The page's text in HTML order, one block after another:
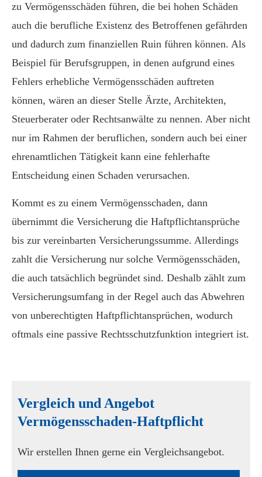
zu Vermögensschäden führen, die bei hohen Schäden
auch die berufliche Existenz des Betroffenen gefährden
und dadurch zum finanziellen Ruin führen können. Als
Beispiel für Berufsgruppen, in denen aufgrund eines
Fehlers erhebliche Vermögensschäden auftreten
können, wären an dieser Stelle Ärzte, Architekten,
Steuerberater oder Rechtsanwälte zu nennen. Aber nicht
nur im Rahmen der beruflichen, sondern auch bei einer
ehrenamtlichen Tätigkeit kann eine fehlerhafte
Entscheidung einen Schaden verursachen.
Kommt es zu einem Vermögensschaden, dann
übernimmt die Versicherung die Haft­pflichtansprüche
bis zur vereinbarten Versicherungssumme. Allerdings
zahlt die Versicherung nur solche Vermögensschäden,
die auch tatsächlich begründet sind. Deshalb zählt zum
Versicherungsumfang in der Regel auch das Abwehren
von unberechtigten Haft­pflichtansprüchen, wodurch
oftmals eine passive Rechtsschutzfunktion integriert ist.
Vergleich und Angebot
Vermögensschaden-Haft­pflicht
Wir erstellen Ihnen gerne ein Vergleichsangebot.